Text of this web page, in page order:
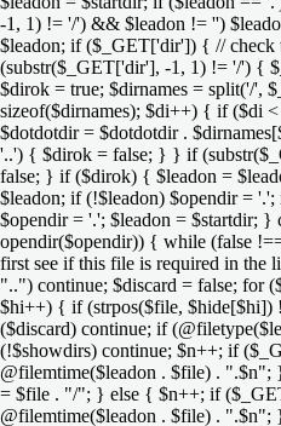
-1, 1) != '/') && $leadon != '')
$leadon; if ($_GET['dir']) { // check
(substr($_GET['dir'], -1, 1) != '/') {
$dirok = true; $dirnames = split('/',
sizeof($dirnames); $di++) { if ($di
$dotdotdir = $dotdotdir .
'..') { $dirok = false; } } if
false; } if ($dirok) { $leadon =
$leadon; if (!$leadon) $opendir =
$opendir = '.'; $leadon = $startdir; }
opendir($opendir)) { while (false
first see if this file is required in
"..") continue; $discard = false; for
$hi++) { if (strpos($file,
($discard) continue; if
(!$showdirs) continue; $n++; if
@filemtime($leadon . $file) .
= $file . "/"; } else { $n++; if
@filemtime($leadon . $file) .